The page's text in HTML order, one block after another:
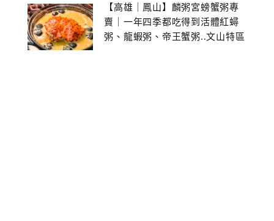
【高雄｜鳳山】麟粥宮螃蟹粥專
賣｜一年四季都吃得到活體紅蟳
粥、龍蝦粥、帝王蟹粥..文山特區